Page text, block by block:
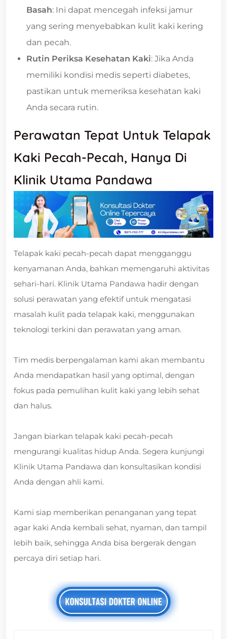
Basah: Ini dapat mencegah infeksi jamur
yang sering menyebabkan kulit kaki kering
dan pecah.
Rutin Periksa Kesehatan Kaki: Jika Anda
memiliki kondisi medis seperti diabetes,
pastikan untuk memeriksa kesehatan kaki
Anda secara rutin.
Perawatan Tepat Untuk Telapak
Kaki Pecah-Pecah, Hanya Di
Klinik Utama Pandawa
Telapak kaki pecah-pecah dapat mengganggu
kenyamanan Anda, bahkan memengaruhi aktivitas
sehari-hari. Klinik Utama Pandawa hadir dengan
solusi perawatan yang efektif untuk mengatasi
masalah kulit pada telapak kaki, menggunakan
teknologi terkini dan perawatan yang aman.
Tim medis berpengalaman kami akan membantu
Anda mendapatkan hasil yang optimal, dengan
fokus pada pemulihan kulit kaki yang lebih sehat
dan halus.
Jangan biarkan telapak kaki pecah-pecah
mengurangi kualitas hidup Anda. Segera kunjungi
Klinik Utama Pandawa dan konsultasikan kondisi
Anda dengan ahli kami.
Kami siap memberikan penanganan yang tepat
agar kaki Anda kembali sehat, nyaman, dan tampil
lebih baik, sehingga Anda bisa bergerak dengan
percaya diri setiap hari.